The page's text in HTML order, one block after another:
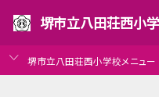
堺市立八田荘西小
堺市立八田荘西小学校メニュー